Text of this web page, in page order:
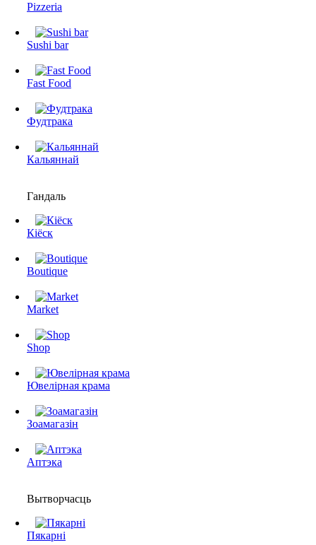
Pizzeria
Sushi bar
Fast Food
Фудтрака
Кальяннай
Гандаль
Кіёск
Boutique
Market
Shop
Ювелірная крама
Зоамагазін
Аптэка
Вытворчасць
Пякарні